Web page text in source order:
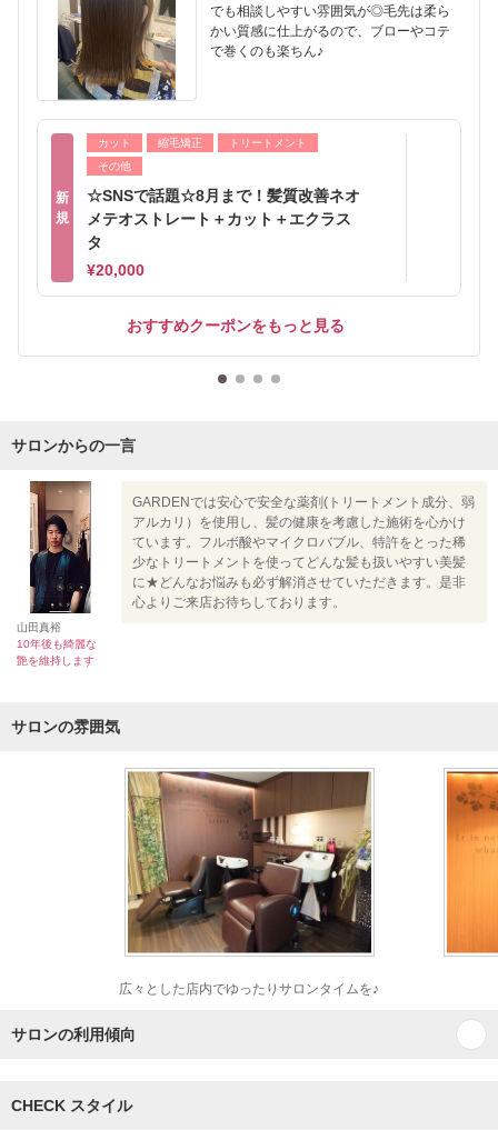
でも相談しやすい雰囲気が◎毛先は柔ら
かい質感に仕上がるので、ブローやコテ
で巻くのも楽ちん♪
新
規
カット 縮毛矯正
トリートメント
その他
☆SNSで話題☆8月まで！髪質改善ネオ
メテオストレート＋カット＋エクラス
タ
¥20,000
おすすめクーポンをもっと見る
サロンからの一言
山田真裕
10年後も綺麗な
艶を維持します
GARDENでは安心で安全な薬剤(トリートメント成分、弱
アルカリ）を使用し、髪の健康を考慮した施術を心かけ
ています。フルボ酸やマイクロバブル、特許をとった稀
少なトリートメントを使ってどんな髪も扱いやすい美髪
に★どんなお悩みも必ず解消させていただきます。是非
心よりご来店お待ちしております。
サロンの雰囲気
広々とした店内でゆったりサロンタイムを♪
サロンの利用傾向
CHECK スタイル